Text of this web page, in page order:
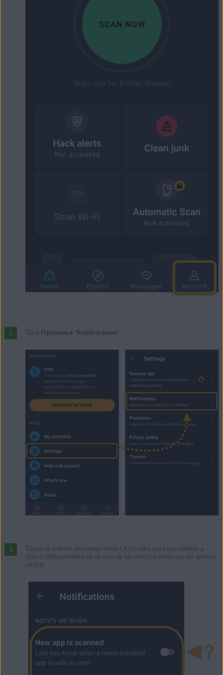
Toca Opciones▸ Notificaciones.
Toque el control deslizante verde (Activado) para que cambie a
blanco (Desactivado) en el caso de las notificaciones que no quieras
recibir.